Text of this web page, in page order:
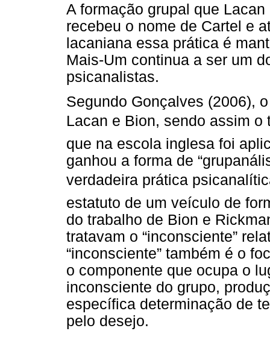
A formação grupal que Lacan
recebeu o nome de Cartel e
lacaniana essa prática é
Mais-Um continua a ser um
psicanalistas.
Segundo Gonçalves (2006),
Lacan e Bion, sendo assim o
que na escola inglesa foi
ganhou a forma de
verdadeira prática
estatuto de um veículo de
do trabalho de Bion e
tratavam o “inconsciente”
“inconsciente” também é o
o componente que ocupa o
inconsciente do grupo,
específica determinação de
pelo desejo.